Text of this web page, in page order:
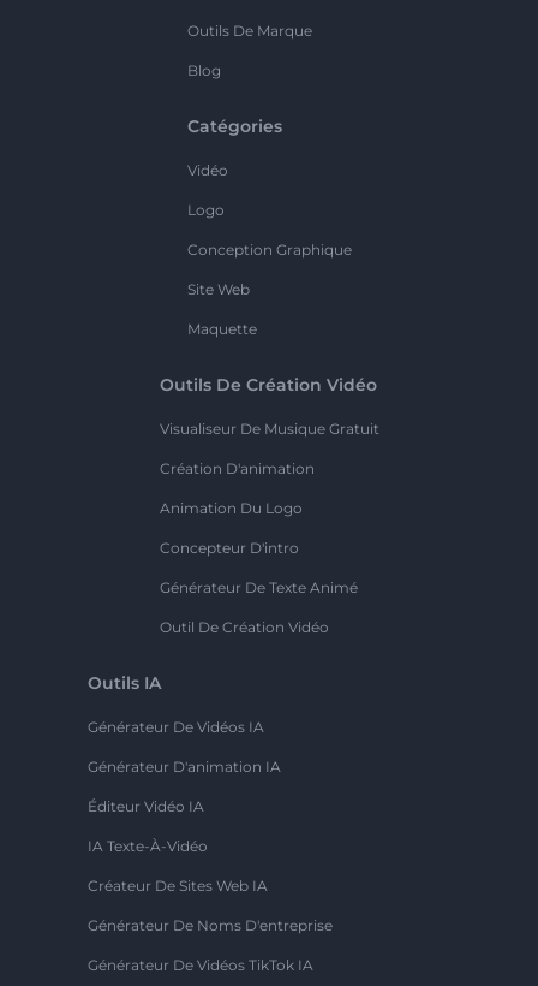
Outils De Marque
Blog
Catégories
Vidéo
Logo
Conception Graphique
Site Web
Maquette
Outils De Création Vidéo
Visualiseur De Musique Gratuit
Création D'animation
Animation Du Logo
Concepteur D'intro
Générateur De Texte Animé
Outil De Création Vidéo
Outils IA
Générateur De Vidéos IA
Générateur D'animation IA
Éditeur Vidéo IA
IA Texte-À-Vidéo
Créateur De Sites Web IA
Générateur De Noms D'entreprise
Générateur De Vidéos TikTok IA